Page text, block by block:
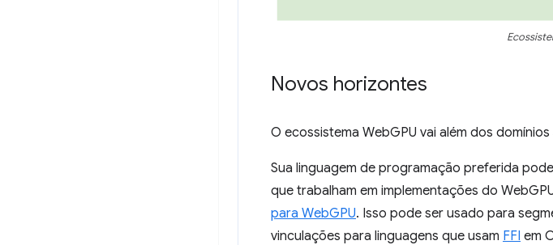
Novos horizontes
O ecossistema WebGPU vai além dos
Sua linguagem de programação preferida
que trabalham em implementações do
para WebGPU. Isso pode ser usado para
vinculações para linguagens que usam FFI em